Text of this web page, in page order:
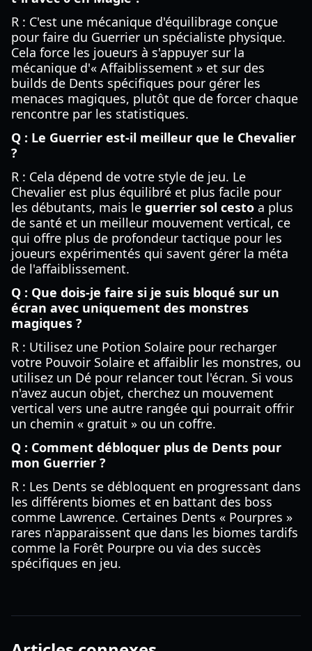
R : C'est une mécanique d'équilibrage conçue
pour faire du Guerrier un spécialiste physique.
Cela force les joueurs à s'appuyer sur la
mécanique d'« Affaiblissement » et sur des
builds de Dents spécifiques pour gérer les
menaces magiques, plutôt que de forcer chaque
rencontre par les statistiques.
Q : Le Guerrier est-il meilleur que le Chevalier
?
R : Cela dépend de votre style de jeu. Le
Chevalier est plus équilibré et plus facile pour
les débutants, mais le guerrier sol cesto a plus
de santé et un meilleur mouvement vertical, ce
qui offre plus de profondeur tactique pour les
joueurs expérimentés qui savent gérer la méta
de l'affaiblissement.
Q : Que dois-je faire si je suis bloqué sur un
écran avec uniquement des monstres
magiques ?
R : Utilisez une Potion Solaire pour recharger
votre Pouvoir Solaire et affaiblir les monstres, ou
utilisez un Dé pour relancer tout l'écran. Si vous
n'avez aucun objet, cherchez un mouvement
vertical vers une autre rangée qui pourrait offrir
un chemin « gratuit » ou un coffre.
Q : Comment débloquer plus de Dents pour
mon Guerrier ?
R : Les Dents se débloquent en progressant dans
les différents biomes et en battant des boss
comme Lawrence. Certaines Dents « Pourpres »
rares n'apparaissent que dans les biomes tardifs
comme la Forêt Pourpre ou via des succès
spécifiques en jeu.